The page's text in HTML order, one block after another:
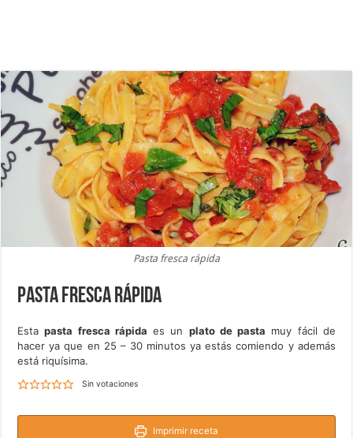
Pasta fresca rápida
Pasta fresca rápida
Estapasta fresca rápida es un plato de pasta muy fácil de
hacer ya que en 25 – 30 minutos ya estás comiendo y además
está riquísima.
Sin votaciones
Imprimir receta